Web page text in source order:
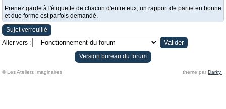
Prenez garde à l'étiquette de chacun d'entre eux, un rapport de partie en bonne
et due forme est parfois demandé.
Sujet verrouillé
Aller vers :
Version bureau du forum
© Les Ateliers Imaginaires thème par Darky